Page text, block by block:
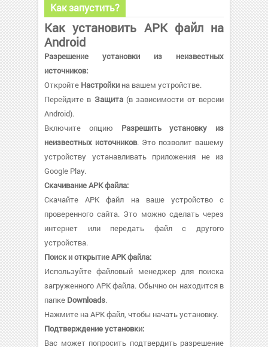
Как запустить?
Как установить APK файл на
Android
Разрешение установки из неизвестных
источников:
Откройте Настройки на вашем устройстве.
Перейдите в Защита(в зависимости от версии
Android).
Включите опцию Разрешить установку из
неизвестных источников. Это позволит вашему
устройству устанавливать приложения не из
Google Play.
Скачивание APK файла:
Скачайте APK файл на ваше устройство с
проверенного сайта. Это можно сделать через
интернет или передать файл с другого
устройства.
Поиск и открытие APK файла:
Используйте файловый менеджер для поиска
загруженного APK файла. Обычно он находится в
папке Downloads.
Нажмите на APK файл, чтобы начать установку.
Подтверждение установки:
Вас может попросить подтвердить разрешение